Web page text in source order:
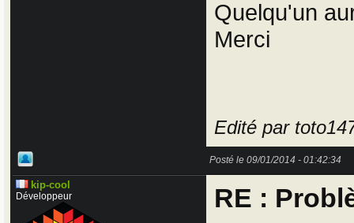
Quelqu'un
Merci
Edité par
Posté le 09/01/2014 - 01:42:34
kip-cool
Développeur RE :